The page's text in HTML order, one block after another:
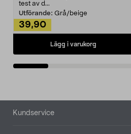
test av d...
Utförande: Grå/beige
39,90
Lägg i varukorg
Sidfot
Kundservice